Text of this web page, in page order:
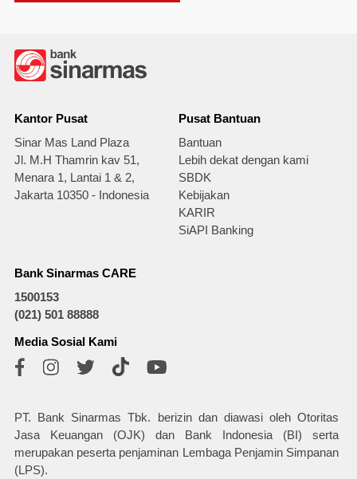
Kantor Pusat
Sinar Mas Land Plaza
Jl. M.H Thamrin kav 51,
Menara 1, Lantai 1 & 2,
Jakarta 10350 - Indonesia
Pusat Bantuan
Bantuan
Lebih dekat dengan kami
SBDK
Kebijakan
KARIR
SiAPI Banking
Bank Sinarmas CARE
1500153
(021) 501 88888
Media Sosial Kami
PT. Bank Sinarmas Tbk. berizin dan diawasi oleh Otoritas
Jasa Keuangan (OJK) dan Bank Indonesia (BI) serta
merupakan peserta penjaminan Lembaga Penjamin Simpanan
(LPS).